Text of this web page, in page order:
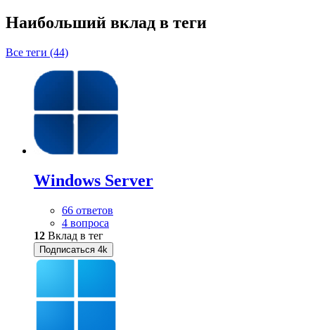
Наибольший вклад в теги
Все теги (44)
Windows Server
66 ответов
4 вопроса
12 Вклад в тег
Подписаться 4k